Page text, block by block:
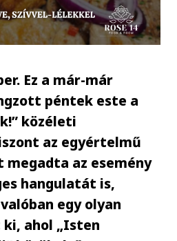
Ez a már-már
péntek este a
közéleti
az egyértelmű
az esemény
hangulatát is,
egy olyan
ahol „Isten